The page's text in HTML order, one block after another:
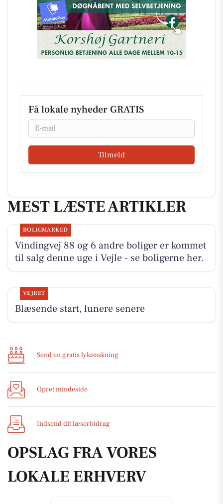
Få lokale nyheder GRATIS
Email
Tilmeld
MEST LÆSTE ARTIKLER
BOLIGMARKED
Vindingvej 88 og 6 andre boliger er kommet
til salg denne uge i Vejle - se boligerne her.
VEJRET
Blæsende start, lunere senere
Send en gratis lykønskning
Opret mindeside
Indsend dit læserbidrag
OPSLAG FRA VORES
LOKALE ERHVERV